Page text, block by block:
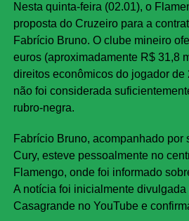
Share
Nesta quinta-feira (02.01), o
proposta do Cruzeiro para a
Fabrício Bruno. O clube mineiro
euros (aproximadamente R$ 31,8
direitos econômicos do jogador de
não foi considerada
rubro-negra.
Fabrício Bruno, acompanhado por
Cury, esteve pessoalmente no
Flamengo, onde foi informado
A notícia foi inicialmente
Casagrande no YouTube e